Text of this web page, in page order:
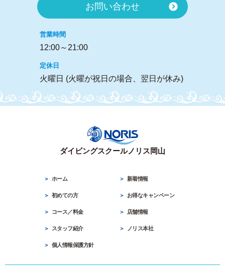
12:00～21:00
定休日
火曜日 (火曜が祝日の場合、翌日が休み)
ホーム 新着情報
コース／料金 店舗情報
スタッフ紹介 ノリス本社
個人情報保護方針